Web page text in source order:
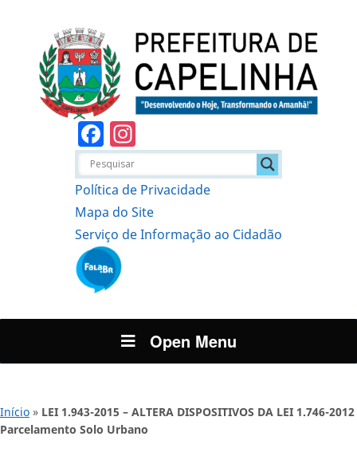
Facebook
Política de Privacidade
Mapa do Site
Serviço de Informação ao Cidadão
Open Menu
Início » LEI 1.943-2015 – ALTERA DISPOSITIVOS DA LEI 1.746-2012
Parcelamento Solo Urbano